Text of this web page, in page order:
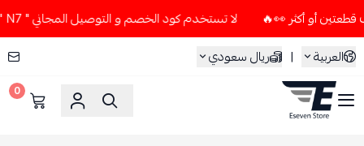
لا تستخدم كود الخصم و التوصيل المجاني " N7 " إلا إذا طلبت قطعتين أو أكثر 👀🔥
العربية
| ريال سعودي
ESEVEN STORE
0